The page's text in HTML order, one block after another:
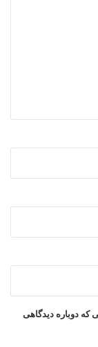
که دوباره دیدگاهی